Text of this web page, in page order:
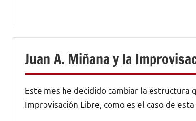
Juan A. Miñana y la
Este mes he decidido cambiar la estructura
Improvisación Libre, como es el caso de